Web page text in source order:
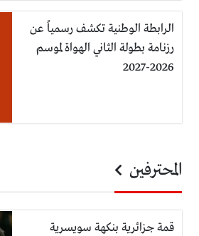
الرابطة الوطنية تكشف رسمياً عن
رزنامة بطولة الثاني الهواة لموسم
2026-2027
المحترفين
قمة جزائرية بنكهة سويسرية